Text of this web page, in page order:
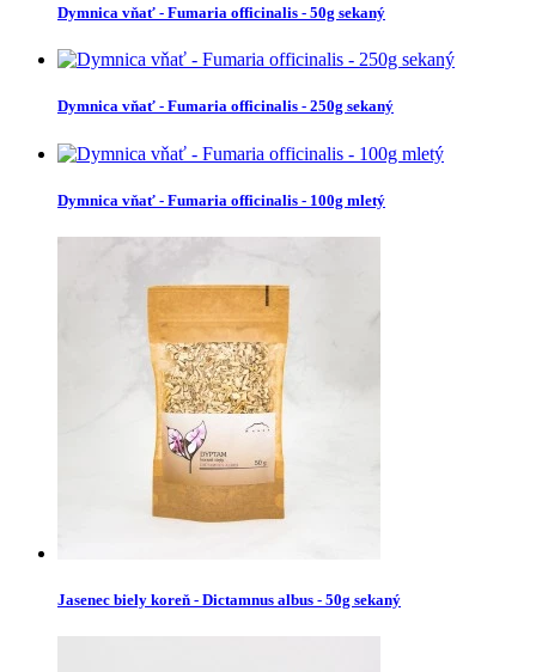
Dymnica vňať - Fumaria officinalis - 50g sekaný
Dymnica vňať - Fumaria officinalis - 250g sekaný
Dymnica vňať - Fumaria officinalis - 100g mletý
Jasenec biely koreň - Dictamnus albus - 50g sekaný